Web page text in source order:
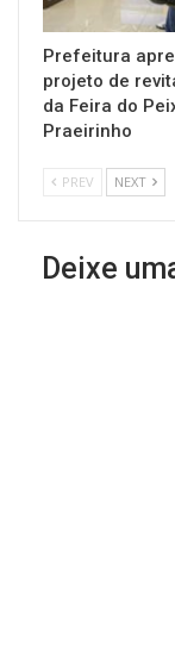
Prefeitura
projeto de
da Feira do
Praeirinho
PREV NEXT
Deixe